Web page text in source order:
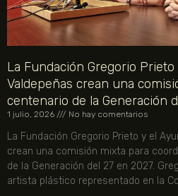
La Fundación Gregorio
Valdepeñas crean una
centenario de la Generación
1 julio, 2026 No hay comentarios
La Fundación Gregorio Prieto y el
crean una comisión mixta para
de la Generación del 27 en 2027.
artista plástico representado en la